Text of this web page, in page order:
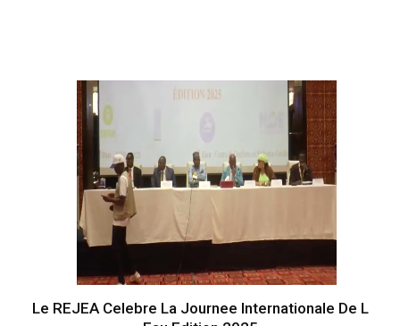
Le REJEA Celebre La Journee Internationale De L